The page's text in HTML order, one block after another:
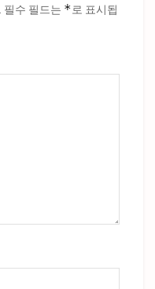
필수 필드는 *로 표시됩